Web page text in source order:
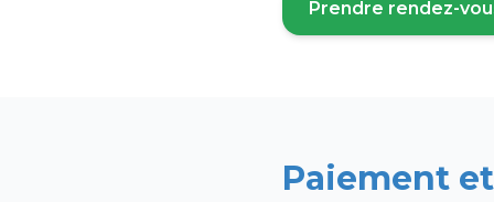
Prado
Surveillance
ou modification de
Prendre rendez-
(ouvre un
Paiement